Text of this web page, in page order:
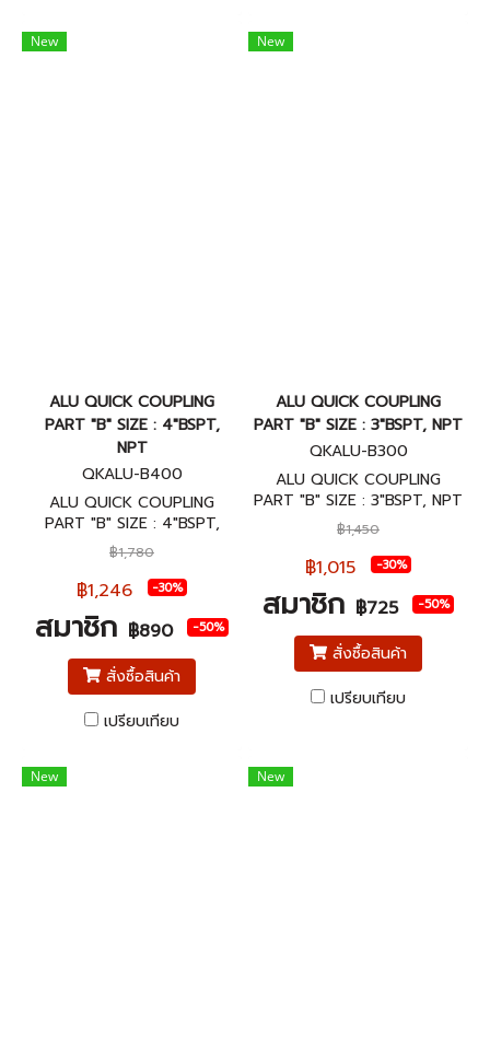
New
ALU QUICK COUPLING
PART "B" SIZE : 4"BSPT,
NPT
QKALU-B400
ALU QUICK COUPLING
PART "B" SIZE : 4"BSPT,
NPT ข้อต่อสวมเร็วอลูมิเนียม
พาส B ขนาด 4"BSPT, NPT
฿1,780
฿1,246 -30%
สมาชิก ฿890 -50%
สั่งซื้อสินค้า
เปรียบเทียบ
New
ALU QUICK COUPLING
PART "B" SIZE : 3"BSPT, NPT
QKALU-B300
ALU QUICK COUPLING
PART "B" SIZE : 3"BSPT, NPT
ข้อต่อสวมเร็วอลูมิเนียม พาส B
ขนาด 3"BSPT, NPT
฿1,450
฿1,015 -30%
สมาชิก ฿725 -50%
สั่งซื้อสินค้า
เปรียบเทียบ
New New